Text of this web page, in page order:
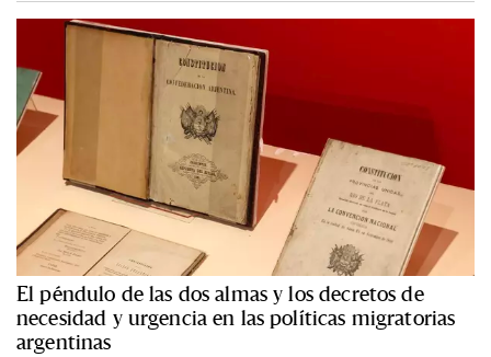
El péndulo de las dos almas y los decretos de
necesidad y urgencia en las políticas migratorias
argentinas